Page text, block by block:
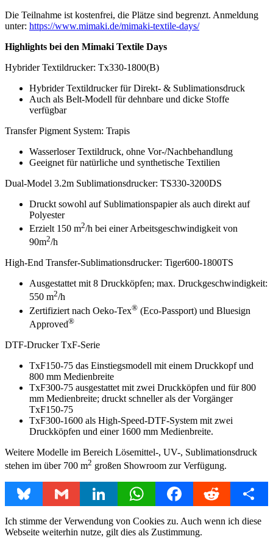
Die Teilnahme ist kostenfrei, die Plätze sind begrenzt. Anmeldung
unter: https://www.mimaki.de/mimaki-textile-days/
Highlights bei den Mimaki Textile Days
Hybrider Textildrucker: Tx330-1800(B)
Hybrider Textildrucker für Direkt- & Sublimationsdruck
Auch als Belt-Modell für dehnbare und dicke Stoffe
verfügbar
Transfer Pigment System: Trapis
Wasserloser Textildruck, ohne Vor-/Nachbehandlung
Geeignet für natürliche und synthetische Textilien
Dual-Model 3.2m Sublimationsdrucker: TS330-3200DS
Druckt sowohl auf Sublimationspapier als auch direkt auf
Polyester
Erzielt 150 m2/h bei einer Arbeitsgeschwindigkeit von
90m2/h
High-End Transfer-Sublimationsdrucker: Tiger600-1800TS
Ausgestattet mit 8 Druckköpfen; max. Druckgeschwindigkeit:
550 m2/h
Zertifiziert nach Oeko-Tex® (Eco-Passport) und Bluesign
Approved®
DTF-Drucker TxF-Serie
TxF150-75 das Einstiegsmodell mit einem Druckkopf und
800 mm Medienbreite
TxF300-75 ausgestattet mit zwei Druckköpfen und für 800
mm Medienbreite; druckt schneller als der Vorgänger
TxF150-75
TxF300-1600 als High-Speed-DTF-System mit zwei
Druckköpfen und einer 1600 mm Medienbreite.
Weitere Modelle im Bereich Lösemittel-, UV-, Sublimationsdruck
stehen im über 700 m2 großen Showroom zur Verfügung.
Bluesky Gmail LinkedIn WhatsAppFacebookReddit Share
Ich stimme der Verwendung von Cookies zu. Auch wenn ich diese
Webseite weiterhin nutze, gilt dies als Zustimmung.